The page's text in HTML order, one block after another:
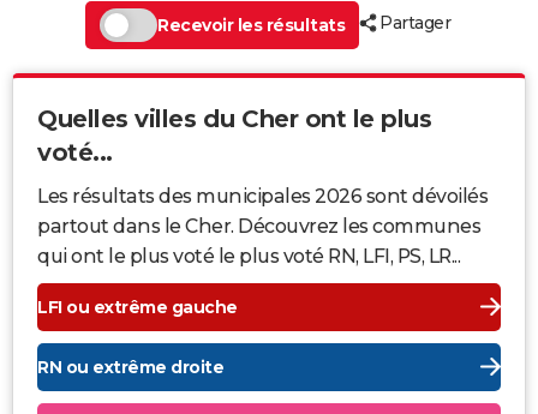
Recevoir les résultats
Partager
Quelles villes du Cher ont le plus
voté...
Les résultats des municipales 2026 sont dévoilés
partout dans le Cher. Découvrez les communes
qui ont le plus voté le plus voté RN, LFI, PS, LR...
LFI ou extrême gauche
RN ou extrême droite